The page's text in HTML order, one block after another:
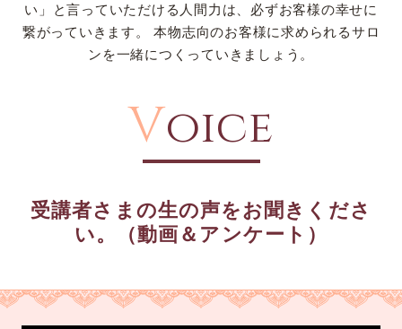
い」と言っていただける人間力は、必ずお客様の幸せに
繋がっていきます。
本物志向のお客様に求められるサロ
ンを一緒につくっていきましょう。
Voice
受講者さまの生の声をお聞きくださ
い。（動画＆アンケート）